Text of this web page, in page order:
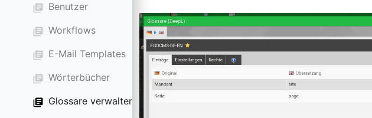
library_books Benutzer
library_books Workflows
library_books E-Mail Templates
library_books Wörterbücher
library_books Glossare verwalten